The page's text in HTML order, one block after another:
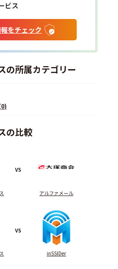
ビス
をチェック
の所属カテゴリー
の比較
VS
アルファメール
VS
inSSIDer